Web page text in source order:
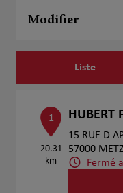
Modifier
Liste
1
20.31
km
HUBERT
15 RUE D
57000 METZ
Fermé